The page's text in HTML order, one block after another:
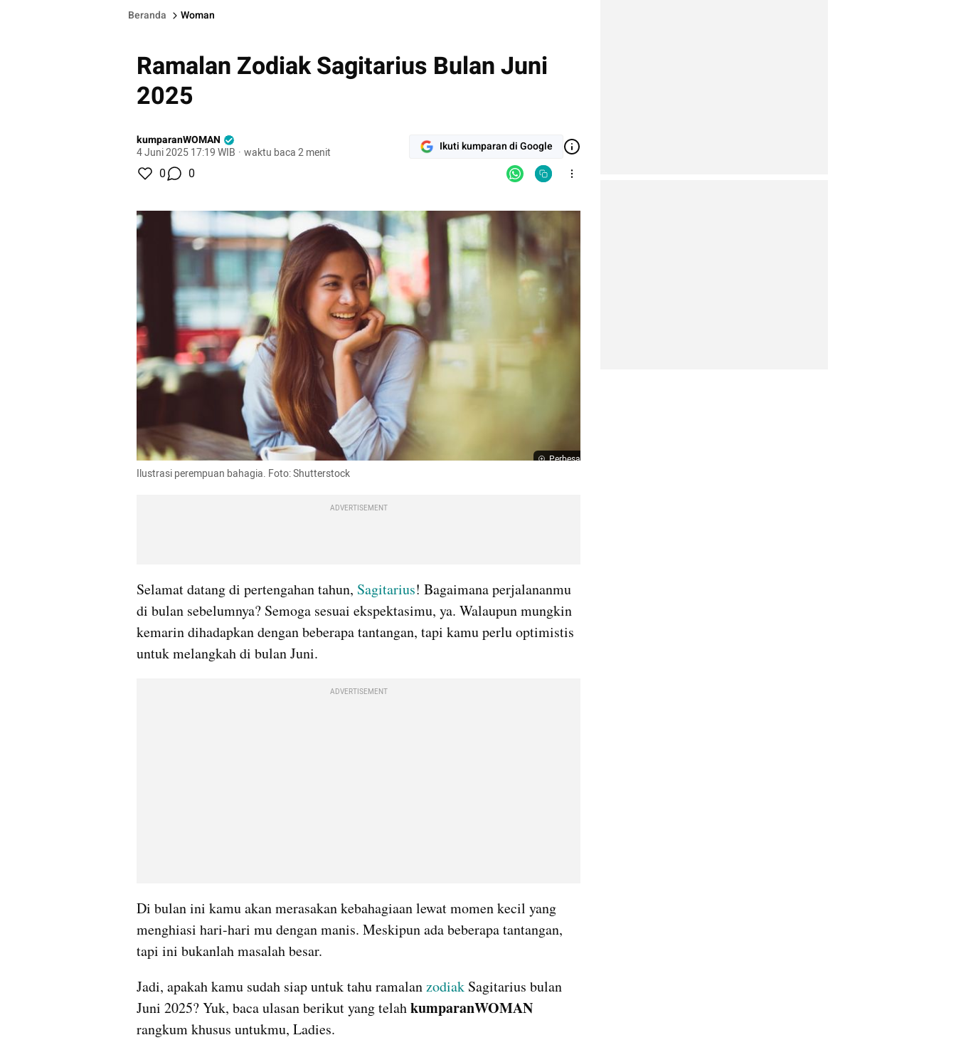
Beranda Woman
Ramalan Zodiak Sagitarius Bulan Juni
2025
kumparanWOMAN
4 Juni 2025 17:19 WIB · waktu baca 2 menit Ikuti kumparan di Google
0 0
Perbesar
Ilustrasi perempuan bahagia. Foto: Shutterstock
ADVERTISEMENT
Selamat datang di pertengahan tahun, Sagitarius! Bagaimana perjalananmu
di bulan sebelumnya? Semoga sesuai ekspektasimu, ya. Walaupun mungkin
kemarin dihadapkan dengan beberapa tantangan, tapi kamu perlu optimistis
untuk melangkah di bulan Juni.
ADVERTISEMENT
Di bulan ini kamu akan merasakan kebahagiaan lewat momen kecil yang
menghiasi hari-hari mu dengan manis. Meskipun ada beberapa tantangan,
tapi ini bukanlah masalah besar.
Jadi, apakah kamu sudah siap untuk tahu ramalan zodiak Sagitarius bulan
Juni 2025? Yuk, baca ulasan berikut yang telah kumparanWOMAN
rangkum khusus untukmu, Ladies.